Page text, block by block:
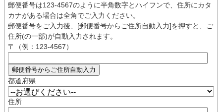
郵便番号は123-4567のように半角数字とハイフンで、住所にカタ
カナがある場合は全角でご入力ください。
郵便番号をご入力後、[郵便番号からご住所自動入力]を押すと、ご
住所(の一部)が自動入力されます。
〒（例：123-4567）
都道府県
住所